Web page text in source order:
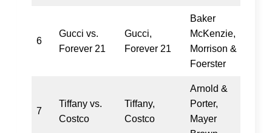
6
Gucci vs.
Forever 21
Gucci,
Forever 21
Baker
McKenzie,
Morrison &
Foerster
7
Tiffany vs.
Costco
Tiffany,
Costco
Arnold &
Porter,
Mayer